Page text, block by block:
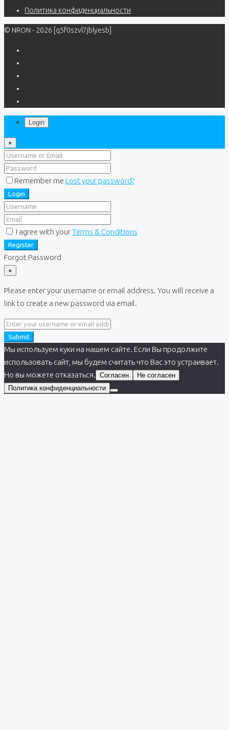
Политика конфиденциальности
© NRON - 2026 [q5f0szvl7jblyesb]
Login
×
Remember me Lost your password?
Login
I agree with yourTerms & Conditions
Register
Forgot Password
×
Please enter your username or email address. You will receive a
link to create a new password via email.
Submit
Мы используем куки на нашем сайте. Если Вы продолжите
использовать сайт, мы будем считать что Вас это устраивает.
Но вы можете отказаться. Согласен
Не согласен
Политика конфиденциальности